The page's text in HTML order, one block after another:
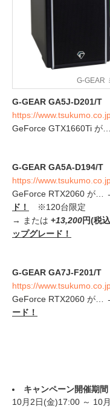
G-GEAR
G-GEAR GA5J-D201/T
https://
GeForce GTX1660Ti が
G-GEAR GA5A-D194/T
https://
GeForce RTX2060 が…
ド！
※120台限定
→ または +13,200円(税
ップグレード！
G-GEAR GA7J-F201/T
https://
GeForce RTX2060 が…
ード！
キャンペーン開催期間
10月2日(金)17:00 ～ 10